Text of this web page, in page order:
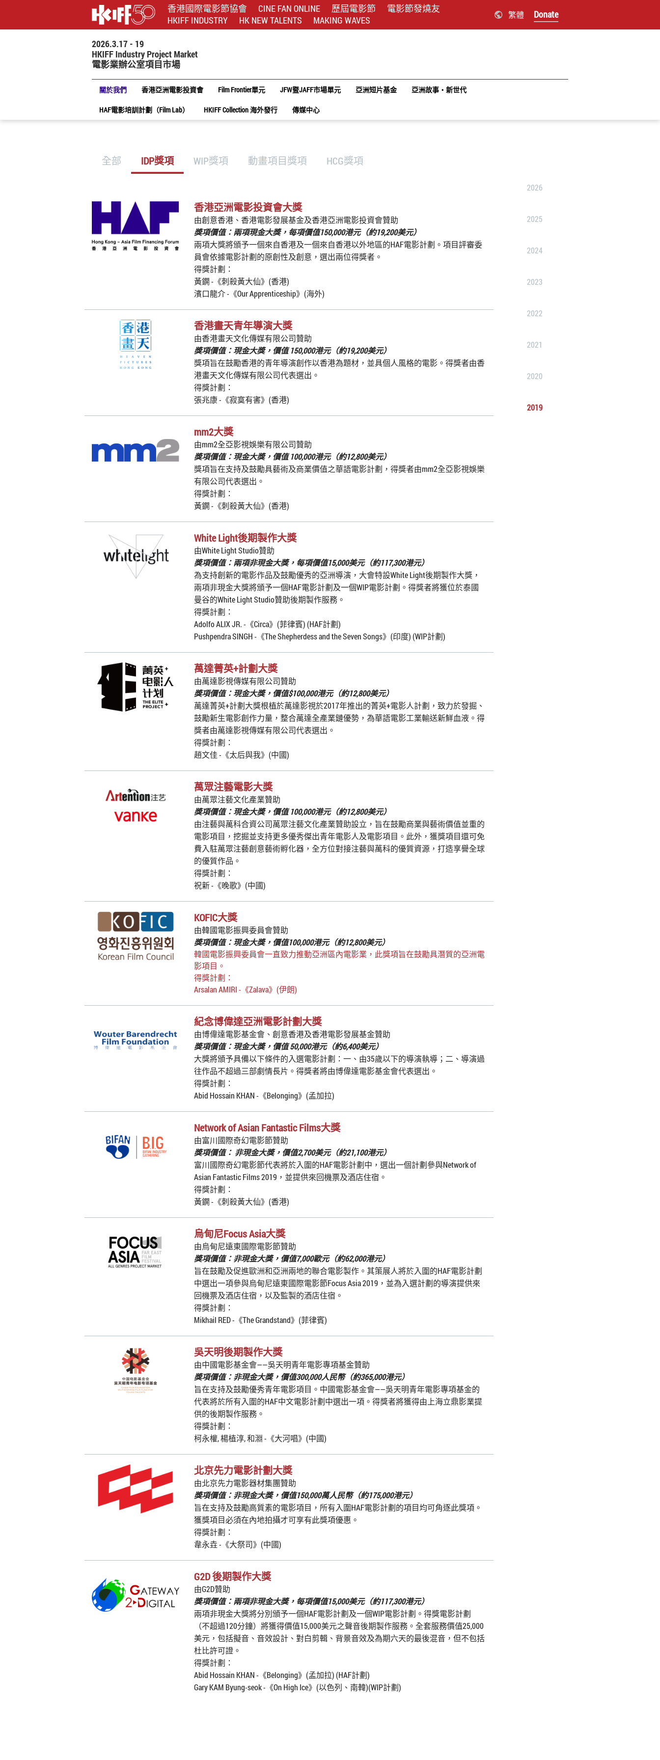
香港國際電影節協會 CINE FAN ONLINE 歷屆電影節
電影節發燒友
HKIFF INDUSTRY
HK NEW TALENTS MAKING WAVES 繁體 Donate
2026.3.17 - 19
HKIFF Industry Project Market
電影業辦公室項目市場
關於我們 香港亞洲電影投資會 Film Frontier單元 JFW暨JAFF市場單元 亞洲短片基金 亞洲故事‧新世代
HAF電影培訓計劃（Film Lab） HKIFF Collection 海外發行 傳媒中心
全部 IDP獎項 WIP獎項 動畫項目獎項 HCG獎項
香港亞洲電影投資會大獎
由創意香港、香港電影發展基金及香港亞洲電影投資會贊助
獎項價值：兩項現金大獎，每項價值150,000港元（約19,200美元）
兩項大獎將頒予一個來自香港及一個來自香港以外地區的HAF電影計劃。項目評審委
員會依據電影計劃的原創性及創意，選出兩位得獎者。
得獎計劃：
黃鐦 -《刺殺黃大仙》(香港)
濱口龍介 -《Our Apprenticeship》(海外)
香港畫天青年導演大獎
由香港畫天文化傳媒有限公司贊助
獎項價值：現金大獎，價值 150,000港元（約19,200美元）
獎項旨在鼓勵香港的青年導演創作以香港為題材，並具個人風格的電影。得獎者由香
港畫天文化傳媒有限公司代表選出。
得獎計劃：
張兆康 -《寂寞有害》(香港)
mm2大獎
由mm2全亞影視娛樂有限公司贊助
獎項價值：現金大獎，價值 100,000港元（約12,800美元）
獎項旨在支持及鼓勵具藝術及商業價值之華語電影計劃，得獎者由mm2全亞影視娛樂
有限公司代表選出。
得獎計劃：
黃鐦 -《刺殺黃大仙》(香港)
White Light後期製作大獎
由White Light Studio贊助
獎項價值：兩項非現金大獎，每項價值15,000美元（約117,300港元）
為支持創新的電影作品及鼓勵優秀的亞洲導演，大會特設White Light後期製作大獎，
兩項非現金大獎將頒予一個HAF電影計劃及一個WIP電影計劃。得獎者將獲位於泰國
曼谷的White Light Studio贊助後期製作服務。
得獎計劃：
Adolfo ALIX JR. -《Circa》(菲律賓) (HAF計劃)
Pushpendra SINGH -《The Shepherdess and the Seven Songs》(印度) (WIP計劃)
萬達菁英+計劃大獎
由萬達影視傳媒有限公司贊助
獎項價值：現金大獎，價值$100,000港元（約12,800美元）
萬達菁英+計劃大獎根植於萬達影視於2017年推出的菁英+電影人計劃，致力於發掘、
鼓勵新生電影創作力量，整合萬達全產業鏈優勢，為華語電影工業輸送新鮮血液。得
獎者由萬達影視傳媒有限公司代表選出。
得獎計劃：
趙文佳 -《太后與我》(中國)
萬眾注藝電影大獎
由萬眾注藝文化產業贊助
獎項價值：現金大獎，價值 100,000港元（約12,800美元）
由注藝與萬科合資公司萬眾注藝文化產業贊助設立，旨在鼓勵商業與藝術價值並重的
電影項目，挖掘並支持更多優秀傑出青年電影人及電影項目。此外，獲獎項目還可免
費入駐萬眾注藝創意藝術孵化器，全方位對接注藝與萬科的優質資源，打造享譽全球
的優質作品。
得獎計劃：
祝新 -《晚歌》(中國)
KOFIC大獎
由韓國電影振興委員會贊助
獎項價值：現金大獎，價值100,000港元（約12,800美元）
韓國電影振興委員會一直致力推動亞洲區內電影業，此獎項旨在鼓勵具潛質的亞洲電
影項目。
得獎計劃：
Arsalan AMIRI -《Zalava》(伊朗)
紀念博偉達亞洲電影計劃大獎
由博偉達電影基金會、創意香港及香港電影發展基金贊助
獎項價值：現金大獎，價值 50,000港元（約6,400美元）
大獎將頒予具備以下條件的入選電影計劃：一、由35歲以下的導演執導；二、導演過
往作品不超過三部劇情長片。得獎者將由博偉達電影基金會代表選出。
得獎計劃：
Abid Hossain KHAN -《Belonging》(孟加拉)
Network of Asian Fantastic Films大獎
由富川國際奇幻電影節贊助
獎項價值： 非現金大獎，價值2,700美元（約21,100港元）
富川國際奇幻電影節代表將於入圍的HAF電影計劃中，選出一個計劃參與Network of
Asian Fantastic Films 2019，並提供來回機票及酒店住宿。
得獎計劃：
黃鐦 -《刺殺黃大仙》(香港)
烏甸尼Focus Asia大獎
由烏甸尼遠東國際電影節贊助
獎項價值：非現金大獎，價值7,000歐元（約62,000港元）
旨在鼓勵及促進歐洲和亞洲兩地的聯合電影製作。其策展人將於入圍的HAF電影計劃
中選出一項參與烏甸尼遠東國際電影節Focus Asia 2019，並為入選計劃的導演提供來
回機票及酒店住宿，以及監製的酒店住宿。
得獎計劃：
Mikhail RED -《The Grandstand》(菲律賓)
吳天明後期製作大獎
由中國電影基金會——吳天明青年電影專項基金贊助
獎項價值：非現金大獎，價值300,000人民幣（約365,000港元）
旨在支持及鼓勵優秀青年電影項目。中國電影基金會——吳天明青年電影專項基金的
代表將於所有入圍的HAF中文電影計劃中選出一項。得獎者將獲得由上海立鼎影業提
供的後期製作服務。
得獎計劃：
柯永權, 楊植淳, 和淵 -《大河唱》(中國)
北京先力電影計劃大獎
由北京先力電影器材集團贊助
獎項價值：非現金大獎，價值150,000萬人民幣（約175,000港元）
旨在支持及鼓勵高質素的電影項目，所有入圍HAF電影計劃的項目均可角逐此獎項。
獲獎項目必須在內地拍攝才可享有此獎項優惠。
得獎計劃：
韋永垚 -《大祭司》(中國)
G2D 後期製作大獎
由G2D贊助
獎項價值：兩項非現金大獎，每項價值15,000美元（約117,300港元）
兩項非現金大獎將分別頒予一個HAF電影計劃及一個WIP電影計劃。得獎電影計劃
（不超過120分鐘）將獲得價值15,000美元之聲音後期製作服務。全套服務價值25,000
美元，包括擬音、音效設計、對白剪輯、背景音效及為期六天的最後混音，但不包括
杜比許可證。
得獎計劃：
Abid Hossain KHAN -《Belonging》(孟加拉) (HAF計劃)
Gary KAM Byung-seok -《On High Ice》(以色列、南韓)(WIP計劃)
2026
2025
2024
2023
2022
2021
2020
2019